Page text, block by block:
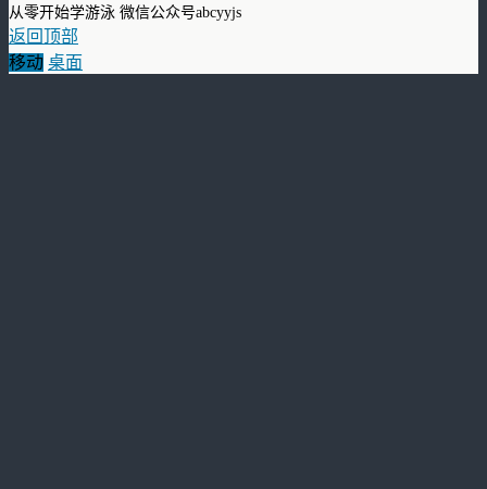
从零开始学游泳 微信公众号abcyyjs
返回顶部
移动 桌面